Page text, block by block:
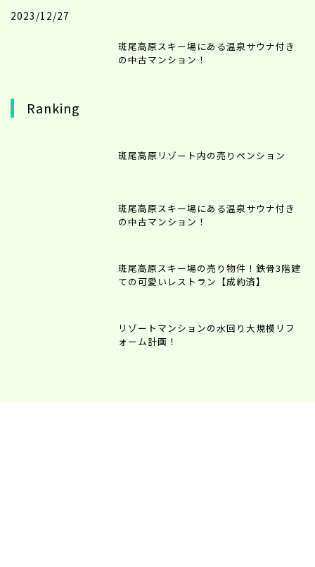
2023/12/27
斑尾高原スキー場にある温泉サウナ付き
の中古マンション！
Ranking
斑尾高原リゾート内の売りペンション
斑尾高原スキー場にある温泉サウナ付き
の中古マンション！
斑尾高原スキー場の売り物件！鉄骨3階建
ての可愛いレストラン【成約済】
リゾートマンションの水回り大規模リフ
ォーム計画！